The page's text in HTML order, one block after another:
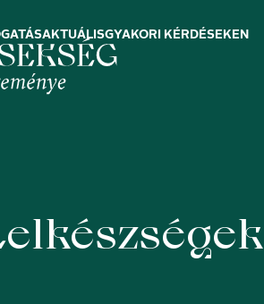
AKTUÁLISGYAKORI KÉRDÉSEK EN